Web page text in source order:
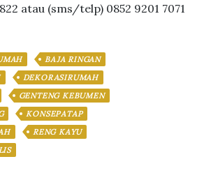
atau (sms/telp) 0852 9201 7071
BAJA RINGAN
DEKORASIRUMAH
GENTENG KEBUMEN
KONSEPATAP
RENG KAYU